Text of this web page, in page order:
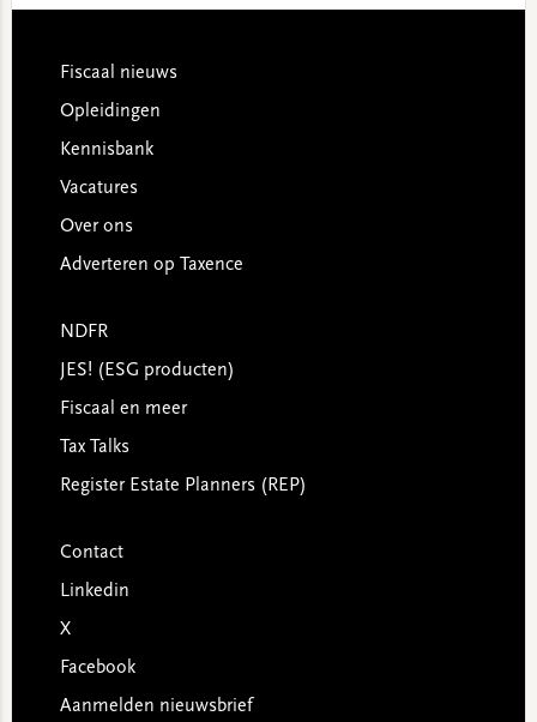
Footer
Fiscaal nieuws
Opleidingen
Kennisbank
Vacatures
Over ons
Adverteren op Taxence
NDFR
JES! (ESG producten)
Fiscaal en meer
Tax Talks
Register Estate Planners (REP)
Contact
Linkedin
X
Facebook
Aanmelden nieuwsbrief